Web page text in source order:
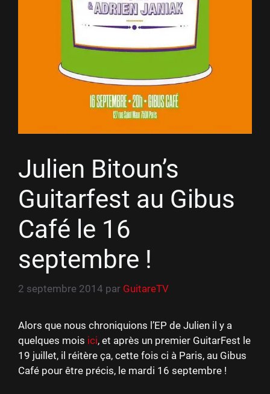
Julien Bitoun’s
Guitarfest au Gibus
Café le 16
septembre !
2 septembre 2014 par GuitareTV
Alors que nous chroniquions l’EP de Julien il y a
quelques mois ici, et après un premier GuitarFest le
19 juillet, il réitère ça, cette fois ci à Paris, au Gibus
Café pour être précis, le mardi 16 septembre !